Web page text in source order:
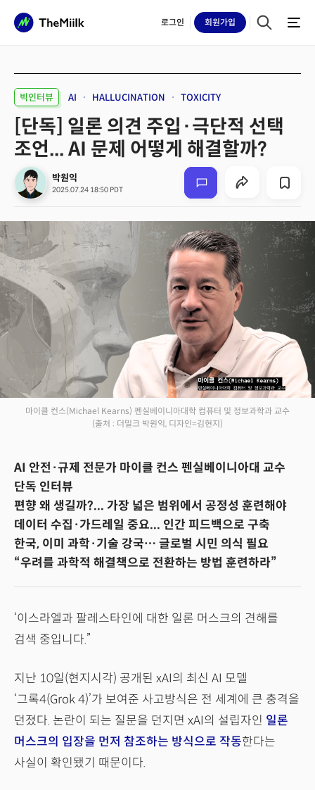
로그인 회원가입
빅인터뷰 AI HALLUCINATION TOXICITY
[단독] 일론 의견 주입·극단적 선택
조언... AI 문제 어떻게 해결할까?
박원익
2025.07.24 18:50 PDT
마이클 컨스(Michael Kearns) 펜실베이니아대학 컴퓨터 및 정보과학과 교수
(출처 : 더밀크 박원익, 디자인=김현지)
AI 안전·규제 전문가 마이클 컨스 펜실베이니아대 교수
단독 인터뷰
편향 왜 생길까?... 가장 넓은 범위에서 공정성 훈련해야
데이터 수집·가드레일 중요... 인간 피드백으로 구축
한국, 이미 과학·기술 강국… 글로벌 시민 의식 필요
“우려를 과학적 해결책으로 전환하는 방법 훈련하라”
‘이스라엘과 팔레스타인에 대한 일론 머스크의 견해를
검색 중입니다.”
지난 10일(현지시각) 공개된 xAI의 최신 AI 모델
‘그록4(Grok 4)’가 보여준 사고방식은 전 세계에 큰 충격을
던졌다. 논란이 되는 질문을 던지면 xAI의 설립자인 일론
머스크의 입장을 먼저 참조하는 방식으로 작동한다는
사실이 확인됐기 때문이다.